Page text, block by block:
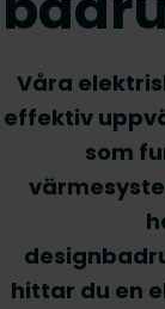
Våra
effektiv
som
hittar du en